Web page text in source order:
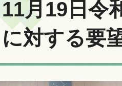
11月19日令
に対する要